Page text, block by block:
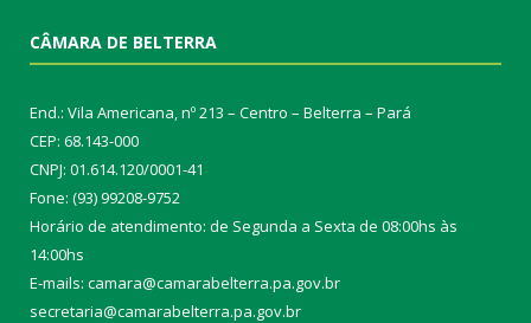
CÂMARA DE BELTERRA
End.: Vila Americana, nº 213 – Centro – Belterra – Pará
CEP: 68.143-000
CNPJ: 01.614.120/0001-41
Fone: (93) 99208-9752
Horário de atendimento: de Segunda a Sexta de 08:00hs às
14:00hs
E-mails: camara@camarabelterra.pa.gov.br
secretaria@camarabelterra.pa.gov.br